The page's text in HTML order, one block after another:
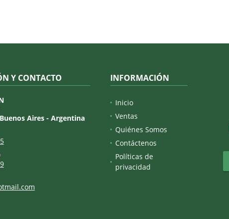
Y CONTACTO
Aires - Argentina
INFORMACIÓN
Inicio
Ventas
Quiénes Somos
Contáctenos
Políticas de
privacidad